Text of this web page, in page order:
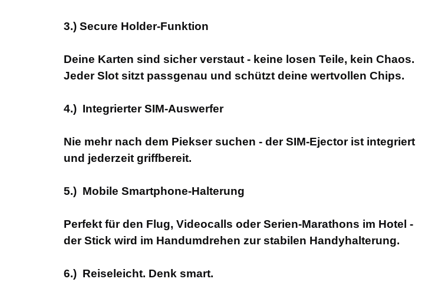
3.) Secure Holder-Funktion
Deine Karten sind sicher verstaut - keine losen Teile, kein Chaos.
Jeder Slot sitzt passgenau und schützt deine wertvollen Chips.
4.) Integrierter SIM-Auswerfer
Nie mehr nach dem Piekser suchen - der SIM-Ejector ist integriert
und jederzeit griffbereit.
5.) Mobile Smartphone-Halterung
Perfekt für den Flug, Videocalls oder Serien-Marathons im Hotel -
der Stick wird im Handumdrehen zur stabilen Handyhalterung.
6.) Reiseleicht. Denk smart.